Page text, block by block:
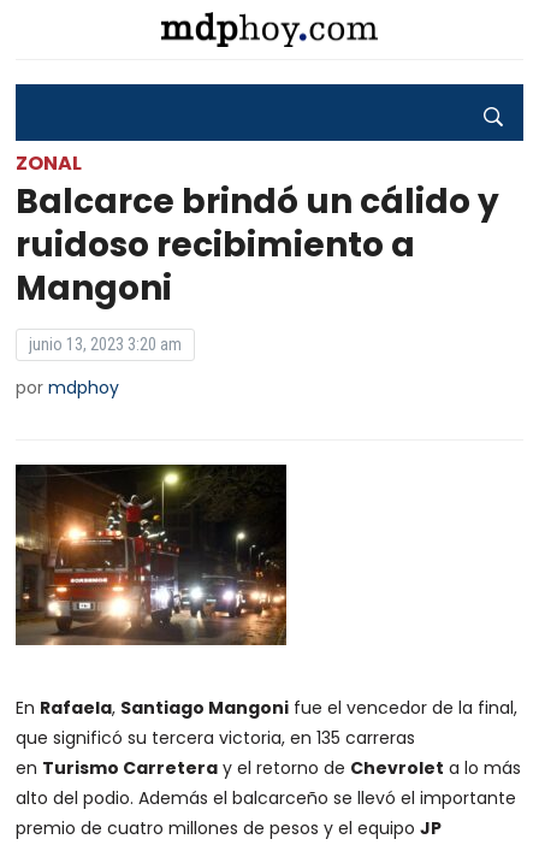
ZONAL
Balcarce brindó un cálido y
ruidoso recibimiento a
Mangoni
junio 13, 2023 3:20 am
pormdphoy
En Rafaela, Santiago Mangoni fue el vencedor de la final,
que significó su tercera victoria, en 135 carreras
en Turismo Carretera y el retorno de Chevrolet a lo más
alto del podio. Además el balcarceño se llevó el importante
premio de cuatro millones de pesos y el equipoJP